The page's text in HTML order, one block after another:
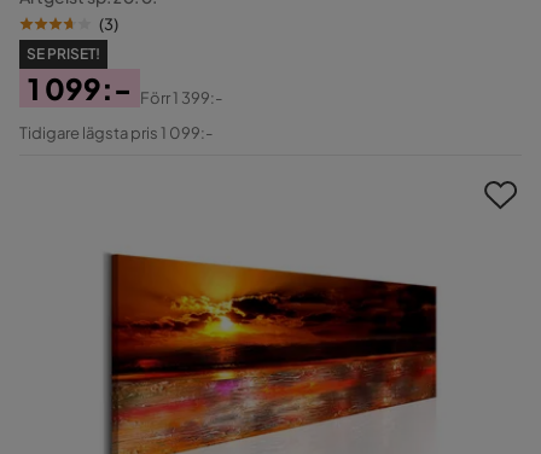
(3)
SE PRISET!
Pris
1 099:-
Original
Förr1 399:-
Tidigare lägsta pris 1 099:-